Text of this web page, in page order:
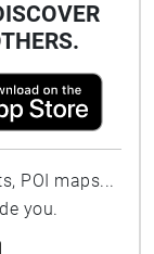
POI maps...
you.